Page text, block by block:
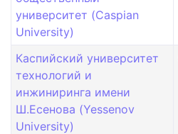
университет (Caspian
University)
Каспийский университет
технологий и
инжиниринга имени
Ш.Есенова (Yessenov
University)